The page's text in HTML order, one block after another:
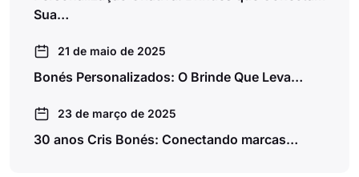
Sua…
21 de maio de 2025
Bonés Personalizados: O Brinde Que Leva…
23 de março de 2025
30 anos Cris Bonés: Conectando marcas…